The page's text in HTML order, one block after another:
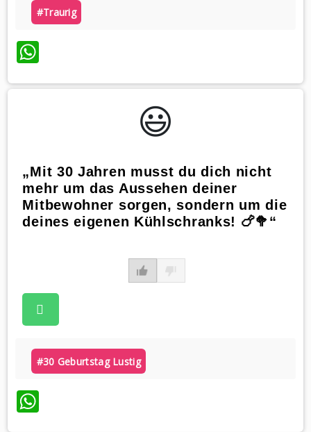
#traurig
WhatsApp
😃️
„Mit 30 Jahren musst du dich nicht
mehr um das Aussehen deiner
Mitbewohner sorgen, sondern um die
deines eigenen Kühlschranks! 🍗🥦“
#30 Geburtstag Lustig
WhatsApp